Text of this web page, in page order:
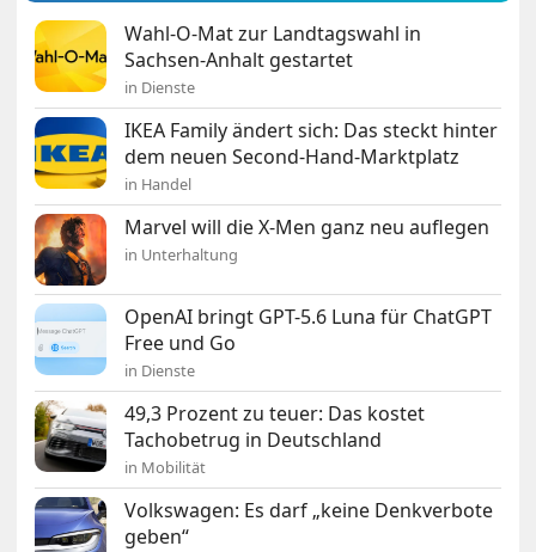
Wahl-O-Mat zur Landtagswahl in
Sachsen-Anhalt gestartet
in Dienste
IKEA Family ändert sich: Das steckt hinter
dem neuen Second-Hand-Marktplatz
in Handel
Marvel will die X-Men ganz neu auflegen
in Unterhaltung
OpenAI bringt GPT-5.6 Luna für ChatGPT
Free und Go
in Dienste
49,3 Prozent zu teuer: Das kostet
Tachobetrug in Deutschland
in Mobilität
Volkswagen: Es darf „keine Denkverbote
geben“